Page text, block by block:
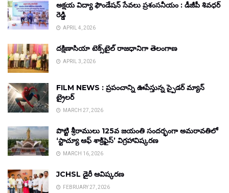
అక్షయ విద్యా ఫౌండేషన్ సేవలు ప్రశంసనీయం : డీజీపీ శివధర్
రెడ్డి
APRIL 4, 2026
దక్షిణాసియా టెక్స్‌టైల్ రాజధానిగా తెలంగాణ
APRIL 3, 2026
FILM NEWS : ప్రపంచాన్ని ఊపేస్తున్న స్పైడర్ మ్యాన్
ట్రైలర్
MARCH 27, 2026
పొట్టి శ్రీరాములు 125వ జయంతి సందర్భంగా అమరావతిలో
‘స్టాచ్యూ ఆఫ్ శాక్రిఫైస్’ విగ్రహావిష్కరణ
MARCH 16, 2026
JCHSL డైరీ ఆవిష్కరణ
FEBRUARY 27, 2026